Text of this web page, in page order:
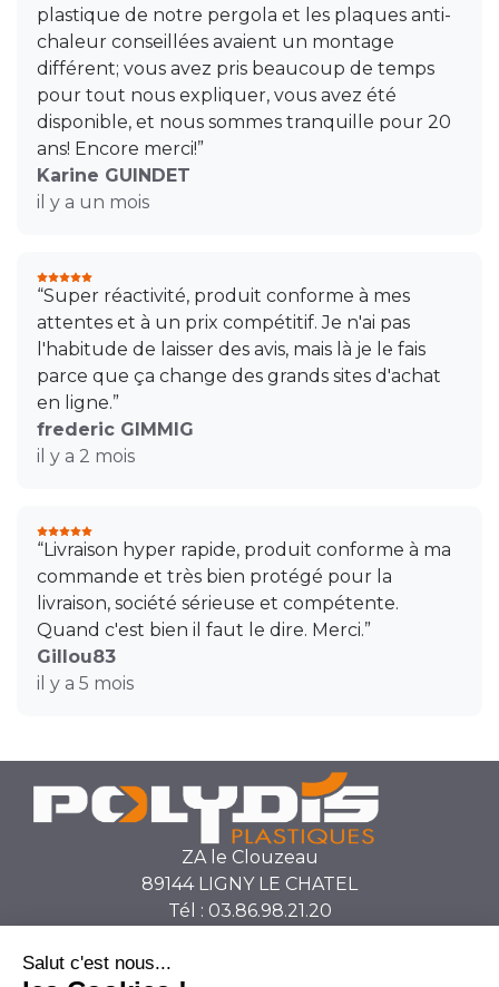
plastique de notre pergola et les plaques anti-
chaleur conseillées avaient un montage
différent; vous avez pris beaucoup de temps
pour tout nous expliquer, vous avez été
disponible, et nous sommes tranquille pour 20
ans! Encore merci!”
Karine GUINDET
il y a un mois
“Super réactivité, produit conforme à mes
attentes et à un prix compétitif. Je n'ai pas
l'habitude de laisser des avis, mais là je le fais
parce que ça change des grands sites d'achat
en ligne.”
frederic GIMMIG
il y a 2 mois
“Livraison hyper rapide, produit conforme à ma
commande et très bien protégé pour la
livraison, société sérieuse et compétente.
Quand c'est bien il faut le dire. Merci.”
Gillou83
il y a 5 mois
ZA le Clouzeau
89144 LIGNY LE CHATEL
Tél : 03.86.98.21.20
SUIVEZ-NOUS